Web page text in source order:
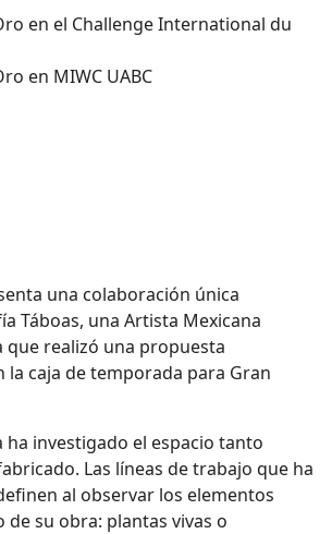
en el Challenge International du
en MIWC UABC
una colaboración única
Táboas, una Artista Mexicana
realizó una propuesta
la caja de temporada para Gran
ha investigado el espacio tanto
Las líneas de trabajo que ha
al observar los elementos
su obra: plantas vivas o